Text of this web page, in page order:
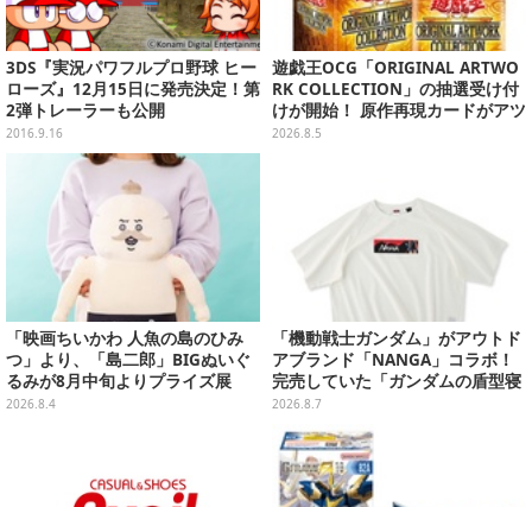
3DS『実況パワフルプロ野球 ヒー
ローズ』12月15日に発売決定！第
2弾トレーラーも公開
2016.9.16
遊戯王OCG「ORIGINAL ARTWO
RK COLLECTION」の抽選受け付
けが開始！ 原作再現カードがアツ
いスペシャルパック
2026.8.5
「映画ちいかわ 人魚の島のひみ
つ」より、「島二郎」BIGぬいぐ
るみが8月中旬よりプライズ展
開！“味自慢”のエプロンはポケッ
2026.8.4
「機動戦士ガンダム」がアウトド
アブランド「NANGA」コラボ！
完売していた「ガンダムの盾型寝
袋」も2次受注開始
2026.8.7